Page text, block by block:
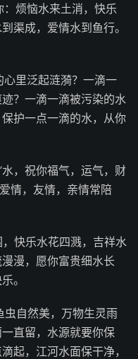
烦恼水来土消，快乐
渠成，爱情水到鱼行。
里泛起涟漪？一滴一
？一滴一滴被污染的水
护一点一滴的水，从你
，祝你福气，运气，财
情，友情，亲情常陪
快乐水花四溅，吉祥水
漫，愿你富贵细水长
。
自然美，万物生灵雨
直留，水源就要你保
起，江河水面保干净，